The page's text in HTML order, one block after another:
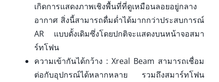
เกิดการแสดงภาพเชิงพื้นที่ที่ดูเหมือนลอยอยู่กลาง
อากาศ สิ่งนี้สามารถดื่มด่ำได้มากกว่าประสบการณ์
AR แบบดั้งเดิมซึ่งโดยปกติจะแสดงบนหน้าจอสมา
ร์ทโฟน
ความเข้ากันได้กว้าง : Xreal Beam สามารถเชื่อม
ต่อกับอุปกรณ์ได้หลากหลาย รวมถึงสมาร์ทโฟน